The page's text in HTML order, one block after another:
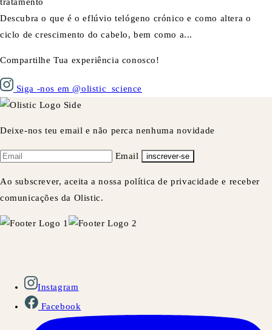
Descubra o que é o eflúvio telógeno crónico e como altera o
ciclo de crescimento do cabelo, bem como a...
Compartilhe Tua experiência conosco!
Siga -nos em @olistic_science
Deixe-nos teu email e não perca nenhuma novidade
Email inscrever-se
Ao subscrever, aceita a nossa política de privacidade e receber
comunicações da Olistic.
Instagram
Facebook